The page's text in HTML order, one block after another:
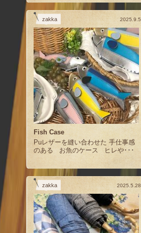
zakka 2025.9.5
Fish Case
Puレザーを縫い合わせた 手仕事感
のある お魚のケース ヒレや･･･
zakka 2025.5.28